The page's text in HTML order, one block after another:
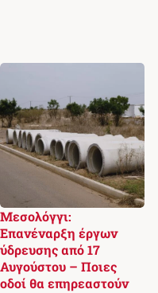
Μεσολόγγι:
Επανέναρξη έργων
ύδρευσης από 17
Αυγούστου – Ποιες
οδοί θα επηρεαστούν